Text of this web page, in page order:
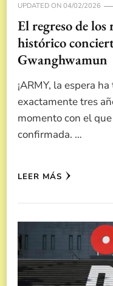
UPDATED ON 04/02/2026
El regreso de los
histórico
Gwanghwamun
¡ARMY, la espera
exactamente tres
momento con el
confirmada. …
LEER MÁS